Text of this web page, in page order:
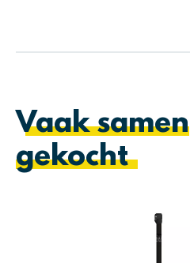
Vaak samen
gekocht